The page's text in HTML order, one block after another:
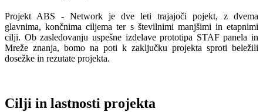
Projekt ABS - Network je dve leti trajajoči pojekt, z dvema
glavnima, končnima ciljema ter s številnimi manjšimi in etapnimi
cilji. Ob zasledovanju uspešne izdelave prototipa STAF panela in
Mreže znanja, bomo na poti k zaključku projekta sproti beležili
dosežke in rezutate projekta.
Cilji in lastnosti projekta